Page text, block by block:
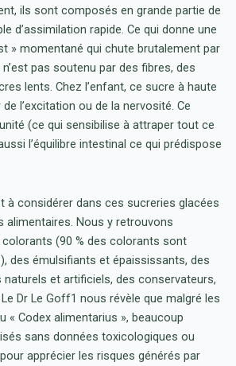
ils sont composés en grande partie de
d’assimilation rapide. Ce qui donne une
» momentané qui chute brutalement par
pas soutenu par des fibres, des
lents. Chez l’enfant, ce sucre à haute
l’excitation ou de la nervosité. Ce
(ce qui sensibilise à attraper tout ce
l’équilibre intestinal ce qui prédispose
à considérer dans ces sucreries glacées
alimentaires. Nous y retrouvons
(90 % des colorants sont
des émulsifiants et épaississants, des
et artificiels, des conservateurs,
Dr Le Goff1 nous révèle que malgré les
« Codex alimentarius », beaucoup
sans données toxicologiques ou
apprécier les risques générés par